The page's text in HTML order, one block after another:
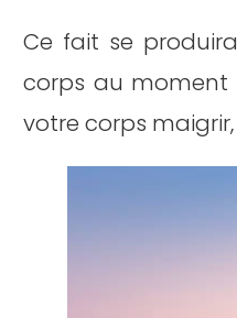
Ce fait se
corps au moment
votre corps